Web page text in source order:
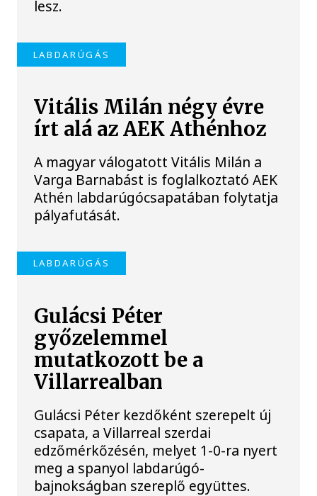
lesz.
LABDARÚGÁS
Vitális Milán négy évre
írt alá az AEK Athénhoz
A magyar válogatott Vitális Milán a
Varga Barnabást is foglalkoztató AEK
Athén labdarúgócsapatában folytatja
pályafutását.
LABDARÚGÁS
Gulácsi Péter
győzelemmel
mutatkozott be a
Villarrealban
Gulácsi Péter kezdőként szerepelt új
csapata, a Villarreal szerdai
edzőmérkőzésén, melyet 1-0-ra nyert
meg a spanyol labdarúgó-
bajnokságban szereplő együttes.